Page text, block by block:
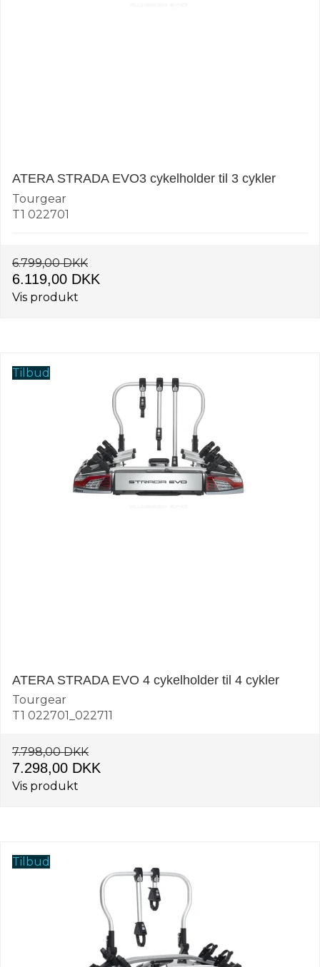
ATERA STRADA EVO3 cykelholder til 3 cykler
Tourgear
T1 022701
6.799,00 DKK
6.119,00 DKK
Vis produkt
Tilbud
ATERA STRADA EVO 4 cykelholder til 4 cykler
Tourgear
T1 022701_022711
7.798,00 DKK
7.298,00 DKK
Vis produkt
Tilbud